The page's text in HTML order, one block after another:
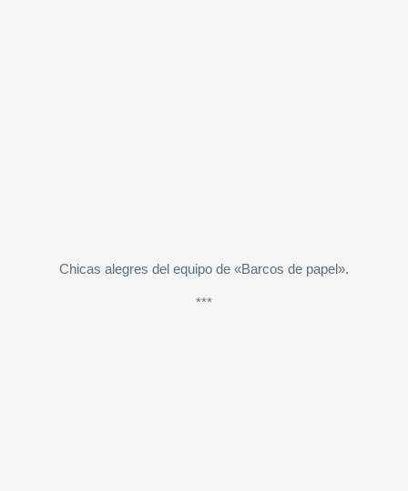
Chicas alegres del equipo de «Barcos de papel».
***